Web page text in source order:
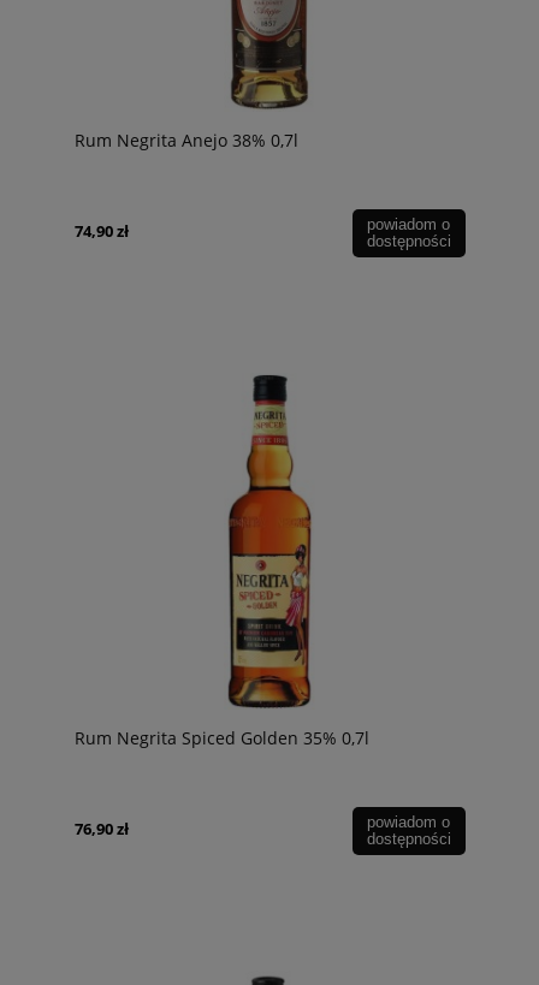
Rum Negrita Anejo 38% 0,7l
74,90 zł
powiadom o
dostępności
Rum Negrita Spiced Golden 35% 0,7l
76,90 zł
powiadom o
dostępności